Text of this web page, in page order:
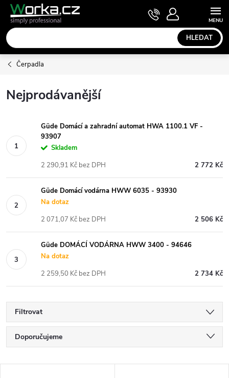
Přejít
obsah
HLEDAT
NÁKUPNÍ
KOŠÍK
Čerpadla
Nejprodávanější
Güde Domácí a zahradní automat HWA 1100.1 VF -
93907
Skladem
2 772 Kč
2 290,91 Kč bez DPH
Güde Domácí vodárna HWW 6035 - 93930
Na dotaz
2 506 Kč
2 071,07 Kč bez DPH
Güde DOMÁCÍ VODÁRNA HWW 3400 - 94646
Na dotaz
2 734 Kč
2 259,50 Kč bez DPH
Filtrovat
Ř
a
Doporučujeme